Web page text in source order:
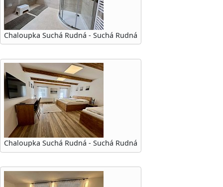
Chaloupka Suchá Rudná - Suchá Rudná
Chaloupka Suchá Rudná - Suchá Rudná